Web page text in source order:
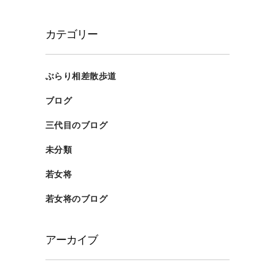
カテゴリー
ぶらり相差散歩道
ブログ
三代目のブログ
未分類
若女将
若女将のブログ
アーカイブ